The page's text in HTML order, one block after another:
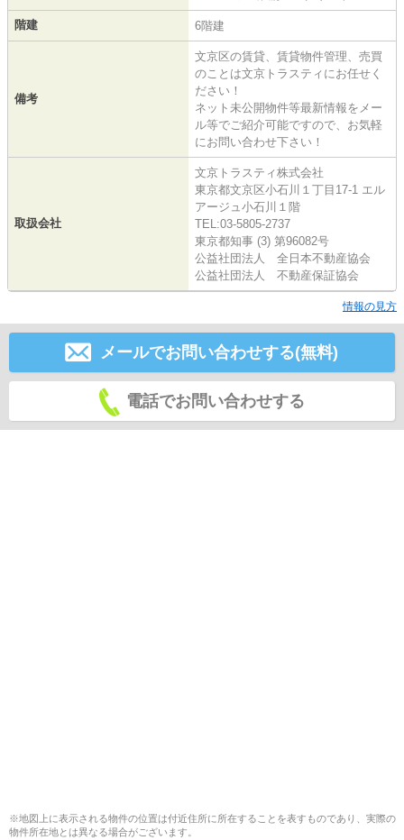
階建 6階建
備考
文京区の賃貸、賃貸物件管理、売買
のことは文京トラスティにお任せく
ださい！
ネット未公開物件等最新情報をメー
ル等でご紹介可能ですので、お気軽
にお問い合わせ下さい！
取扱会社
文京トラスティ株式会社
東京都文京区小石川１丁目17-1 エル
アージュ小石川１階
TEL:03-5805-2737
東京都知事 (3) 第96082号
公益社団法人 全日本不動産協会
公益社団法人 不動産保証協会
情報の見方
メールでお問い合わせする(無料)
電話でお問い合わせする
※地図上に表示される物件の位置は付近住所に所在することを表すものであり、実際の
物件所在地とは異なる場合がございます。